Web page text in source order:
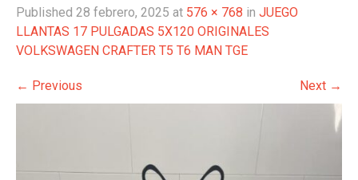
Published 28 febrero, 2025 at 576 × 768 in JUEGO
LLANTAS 17 PULGADAS 5X120 ORIGINALES
VOLKSWAGEN CRAFTER T5 T6 MAN TGE
← Previous Next →